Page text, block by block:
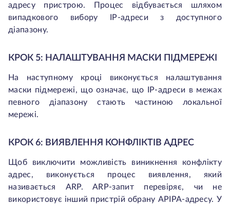
адресу пристрою. Процес відбувається шляхом
випадкового вибору IP-адреси з доступного
діапазону.
КРОК 5: НАЛАШТУВАННЯ МАСКИ ПІДМЕРЕЖІ
На наступному кроці виконується налаштування
маски підмережі, що означає, що IP-адреси в межах
певного діапазону стають частиною локальної
мережі.
КРОК 6: ВИЯВЛЕННЯ КОНФЛІКТІВ АДРЕС
Щоб виключити можливість виникнення конфлікту
адрес, виконується процес виявлення, який
називається ARP. ARP-запит перевіряє, чи не
використовує інший пристрій обрану APIPA-адресу. У